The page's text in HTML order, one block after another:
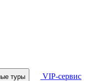
туры
VIP-сервис